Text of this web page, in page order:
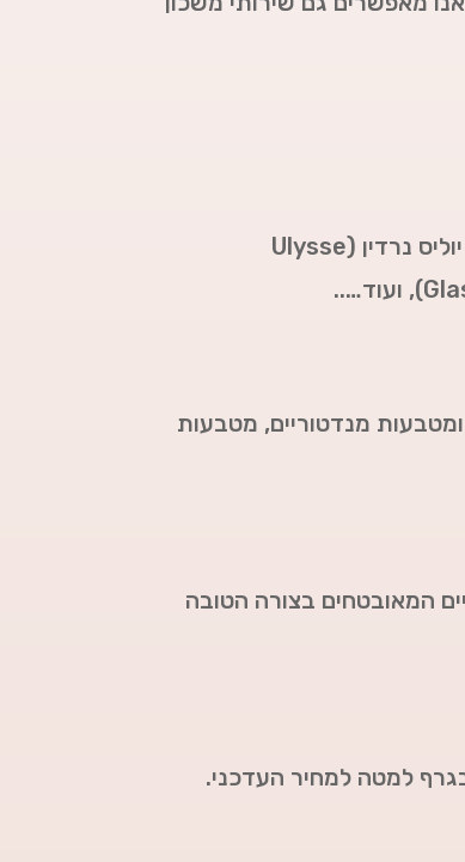
יוליס נרדין (Ulysse
ועוד…..
מנדטוריים, מטבעות
המאובטחים בצורה הטובה
למטה למחיר העדכני.